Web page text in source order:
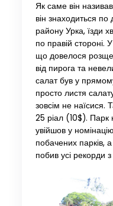
Як саме він
він знаходиться по
району Урка, їзди
по правій стороні.
що довелося
від пирога та
салат був у
просто листя
зовсім не наїсися.
25 ріал (10$).
увійшов у
побачених парків,
побив усі рекорди